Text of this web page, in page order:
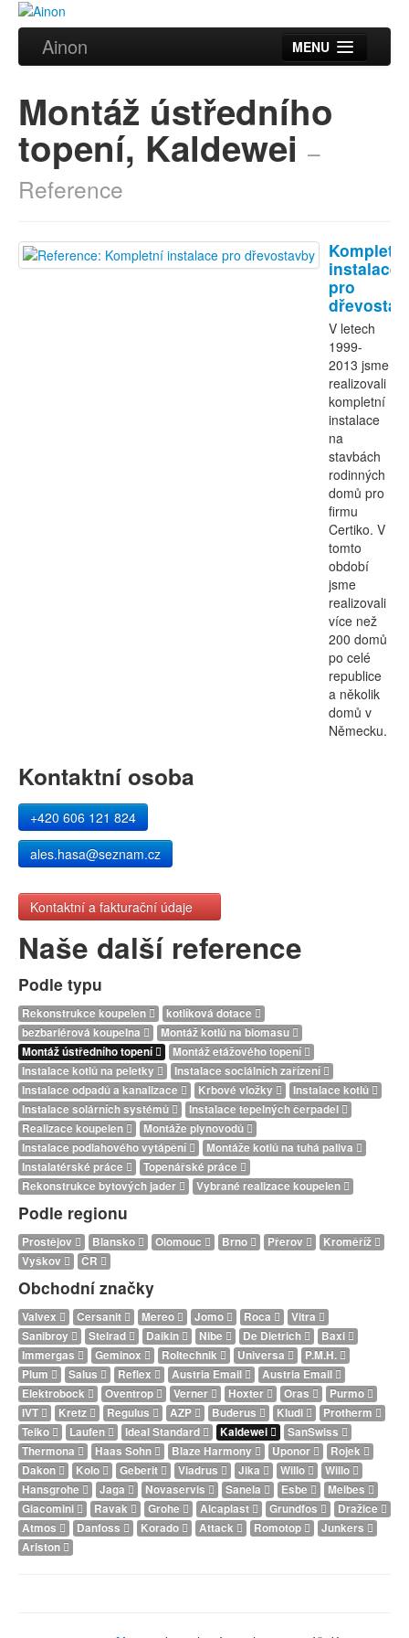
Ainon
MENU
Služby
Reference
Videa
Partneři
Montáž ústředního
topení, Kaldewei –
Reference
Kompletní
instalace
pro
V letech
1999-
2013 jsme
realizovali
kompletní
instalace
na
stavbách
rodinných
domů pro
firmu
Certiko. V
tomto
období
jsme
realizovali
více než
200 domů
po celé
republice
a několik
domů v
Německu.
Kontaktní osoba
+420 606 121 824
ales.hasa@seznam.cz
Kontaktní a fakturační údaje
Naše další reference
Podle typu
Rekonstrukce koupelen
kotlíková dotace
bezbariérová koupelna
Montáž kotlů na biomasu
Montáž ústředního topení
Montáž etážového topení
Instalace kotlů na peletky
Instalace sociálních zařízení
Instalace odpadů a kanalizace
Krbové vložky
Instalace kotlů
Instalace solárních systémů
Instalace tepelných čerpadel
Realizace koupelen
Montáže plynovodů
Instalace podlahového vytápění
Montáže kotlů na tuhá paliva
Instalatérské práce
Topenářské práce
Rekonstrukce bytových jader
Vybrané realizace koupelen
Podle regionu
Prostějov Blansko Olomouc Brno Přerov
Kroměříž
Vyškov
ČR
Obchodní značky
Valvex Cersanit Mereo Jomo Roca
Vitra
Sanibroy
Stelrad Daikin Nibe De Dietrich
Baxi
Immergas
Geminox Roltechnik Universa
P.M.H.
Plum
Salus Reflex Austria Email
Austria Email
Elektrobock
Oventrop Verner Hoxter Oras
Purmo
IVT
Kretz Regulus AZP Buderus Kludi
Protherm
Teiko
Laufen Ideal Standard Kaldewei
SanSwiss
Thermona
Haas Sohn Blaze Harmony Uponor
Rojek
Dakon
Kolo Geberit Viadrus Jika Willo
Willo
Hansgrohe
Jaga Novaservis Sanela Esbe
Meibes
Giacomini
Ravak Grohe Alcaplast Grundfos
Dražice
Atmos
Danfoss Korado Attack Romotop
Junkers
Ariston